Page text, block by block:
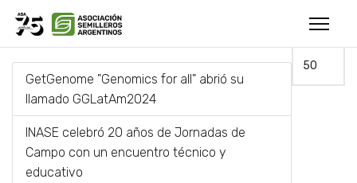
LIMPIAR
CANTIDAD A
GetGenome "Genomics for all" abrió su
llamado GGLatAm2024
INASE celebró 20 años de Jornadas de
Campo con un encuentro técnico y
educativo